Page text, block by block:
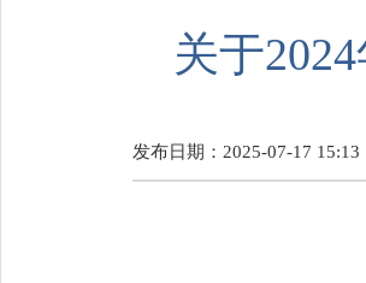
关于
发布日期：2025-07-17 15:13